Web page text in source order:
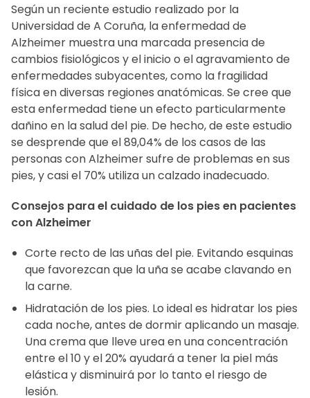
Según un reciente estudio realizado por la
Universidad de A Coruña, la enfermedad de
Alzheimer muestra una marcada presencia de
cambios fisiológicos y el inicio o el agravamiento de
enfermedades subyacentes, como la fragilidad
física en diversas regiones anatómicas. Se cree que
esta enfermedad tiene un efecto particularmente
dañino en la salud del pie. De hecho, de este estudio
se desprende que el 89,04% de los casos de las
personas con Alzheimer sufre de problemas en sus
pies, y casi el 70% utiliza un calzado inadecuado.
Consejos para el cuidado de los pies en pacientes
con Alzheimer
Corte recto de las uñas del pie. Evitando esquinas
que favorezcan que la uña se acabe clavando en
la carne.
Hidratación de los pies. Lo ideal es hidratar los pies
cada noche, antes de dormir aplicando un masaje.
Una crema que lleve urea en una concentración
entre el 10 y el 20% ayudará a tener la piel más
elástica y disminuirá por lo tanto el riesgo de
lesión.